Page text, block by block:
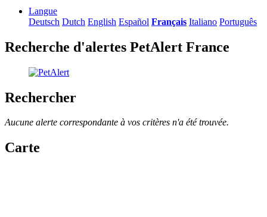
Langue
Deutsch Dutch English Español Français Italiano Português
Recherche d'alertes PetAlert France
Rechercher
Aucune alerte correspondante à vos critères n'a été trouvée.
Carte